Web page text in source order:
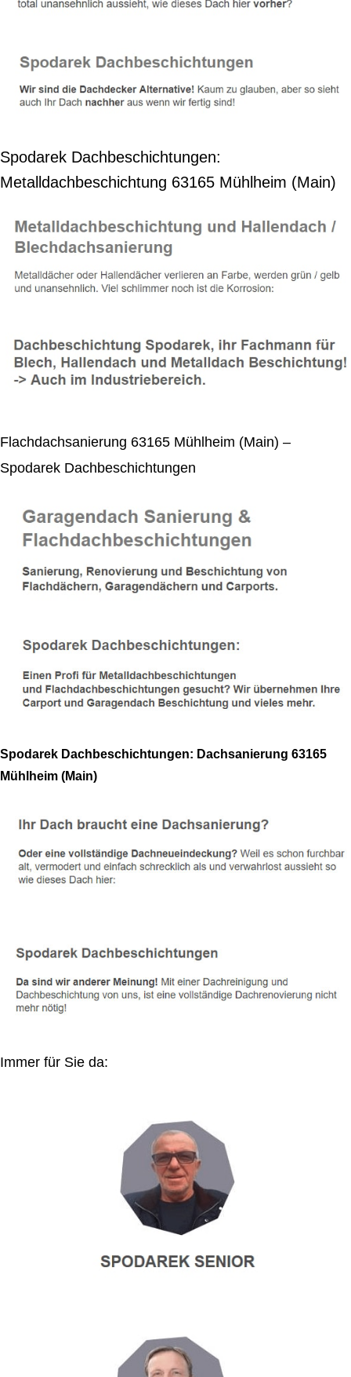
Spodarek Dachbeschichtungen:
Metalldachbeschichtung 63165 Mühlheim (Main)
Flachdachsanierung 63165 Mühlheim (Main) –
Spodarek Dachbeschichtungen
Spodarek Dachbeschichtungen: Dachsanierung 63165
Mühlheim (Main)
Immer für Sie da: